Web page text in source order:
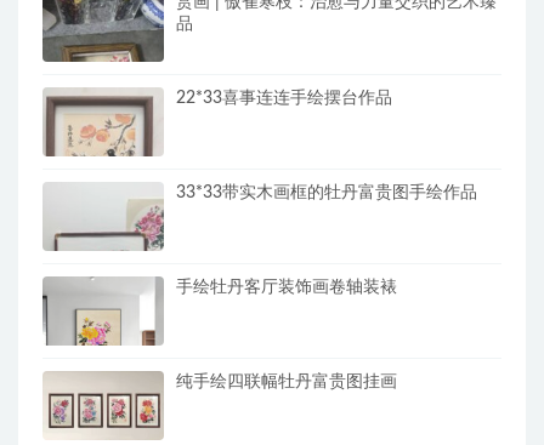
品
22*33喜事连连手绘摆台作品
33*33带实木画框的牡丹富贵图手绘作品
手绘牡丹客厅装饰画卷轴装裱
纯手绘四联幅牡丹富贵图挂画